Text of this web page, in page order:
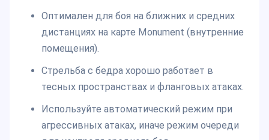
Оптимален для боя на ближних и средних
дистанциях на карте Monument (внутренние
помещения).
Стрельба с бедра хорошо работает в
тесных пространствах и фланговых атаках.
Используйте автоматический режим при
агрессивных атаках, иначе режим очереди